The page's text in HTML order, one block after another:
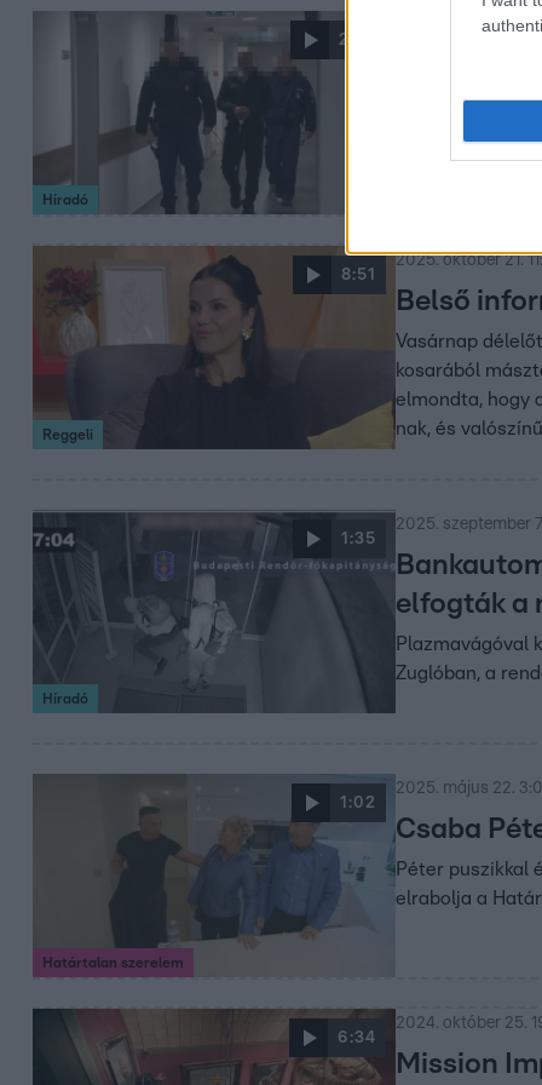
2:35
Híradó
2025. október 24.
A szabadulása
8:51
Reggeli
2025. október 21.
Belső
Vasárnap
kosarából
elmondta, hogy
nak, és
1:35
Híradó
2025. szeptember
elfogták a
Plazmavágóval
Zuglóban, a
1:02
Határtalan szerelem
2025. május 22.
Csaba
Péter puszikkal
elrabolja a
6:34
2024. október 25.
Mission